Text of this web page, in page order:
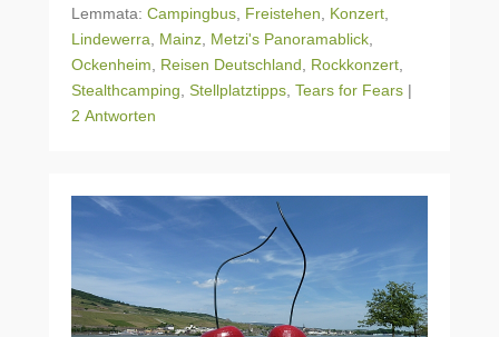
Lemmata: Campingbus Freistehen Konzert
Lindewerra
Mainz Metzi's Panoramablick
Ockenheim
Reisen Deutschland Rockkonzert
Stealthcamping Stellplatztipps Tears for Fears |
2 Antworten